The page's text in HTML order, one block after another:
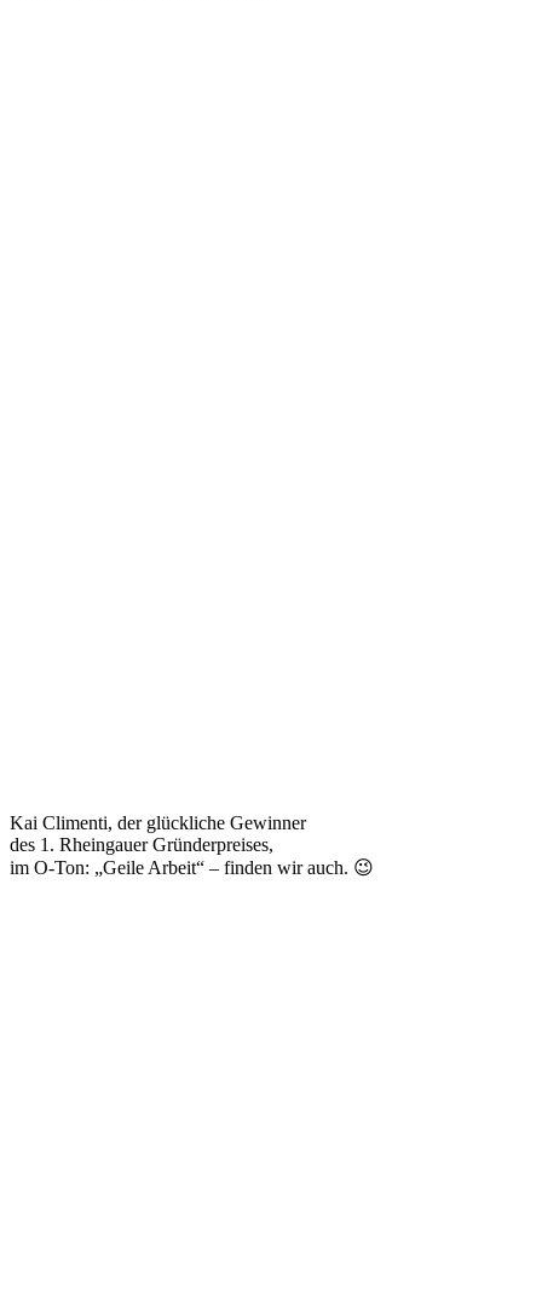
Kai Climenti, der glückliche Gewinner
des 1. Rheingauer Gründerpreises,
im O-Ton: „Geile Arbeit“ – finden wir auch. 😉